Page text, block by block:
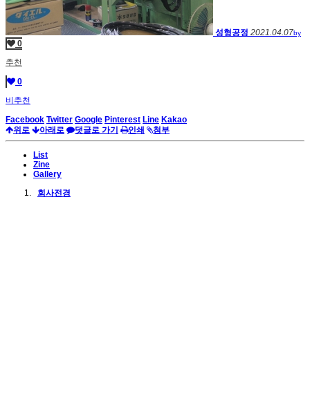
성형공정 2021.04.07by
0
추천
0
비추천
Facebook Twitter Google Pinterest Line Kakao
위로
아래로 댓글로 가기 인쇄 첨부
List
Zine
Gallery
회사전경